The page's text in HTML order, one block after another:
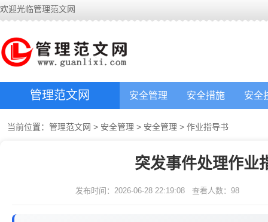
欢迎光临管理范文网
管理范文网 安全管理 安全措施 安全
当前位置： 管理范文网 > 安全管理 > 安全管理 > 作业指导书
突发事件处理作业
发布时间：2026-06-28 22:19:08 查看人数： 98